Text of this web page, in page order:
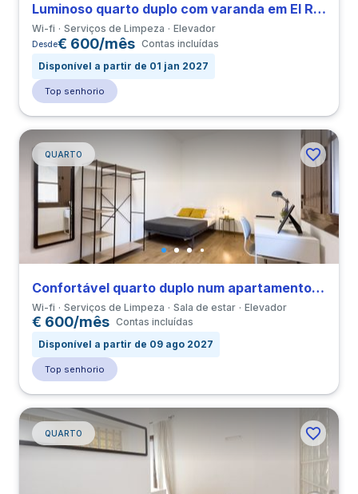
Luminoso quarto duplo com varanda em El Raval perto de ELISAVA
Wi-fi Serviços de Limpeza Elevador
Desde€ 600/mês Contas incluídas
Disponível a partir de 01 jan 2027
Top senhorio
QUARTO
Confortável quarto duplo num apartamento com 4 quartos em El Raval
Wi-fi Serviços de Limpeza Sala de estar Elevador
€ 600/mês Contas incluídas
Disponível a partir de 09 ago 2027
Top senhorio
QUARTO